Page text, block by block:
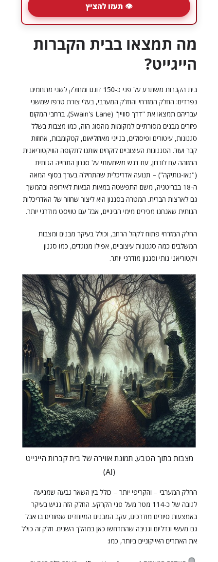
👁 תעזו להציץ
מה תמצאו בבית הקברות
הייגייט?
בית הקברות משתרע על פני כ-150 דונם ומחולק לשני מתחמים
נפרדים: החלק המזרחי והחלק המערבי, בעלי צורת טרפז שמשני
עבריהם תמצאו את "דרך סוויין" (Swain's Lane). ברחבי המקום
פזורים מבנים מסורתיים למקומות מהסוג הזה, כמו מצבות בשלל
סגנונות, עיטורים ופיסולים, בנייני מאוזוליאום, קטקומבות, אחוזות
קבר ועוד. הסגנונות העיצוביים לוקחים אותנו לתקופה הוויקטוריאנית
המזוהה עם לונדון, עם דגש משמעותי על סגנון התחייה הגותית
("נאו-גותיקה") – תנועה אדריכלית שהתחילה בערך בסוף המאה
ה-18 בבריטניה, משם התפשטה במאות הבאות לאירופה ובהמשך
גם לארצות הברית. המטרה בסגנון היא ליצור שחזור של האדריכלות
הגותית שאנחנו מכירים מימי הביניים, אבל עם טוויסט מודרני יותר.
החלק המזרחי פתוח לקהל הרחב, וכולל בעיקר מבנים ומצבות
המשלבים כמה סגנונות עיצוביים, אפילו מנוגדים, כמו סגנון
ויקטוריאני גותי וסגנון מודרני יותר.
מצבות בתוך הטבע. תמונת אווירה של בית קברות הייגייט
(AI)
החלק המערבי – והקריפי יותר – כולל בין השאר גבעה שמגיעה
לגובה של כ-114 מטר מעל פני הקרקע. החלק הזה נגיש בעיקר
באמצעות סיורים מודרכים, עקב המבנים המיוחדים שפזורים בו אבל
גם מעשי ונדליזם וגניבה שהתרחשו כאן במהלך השנים. חלק זה כולל
את האתרים האייקוניים ביותר, כמו: